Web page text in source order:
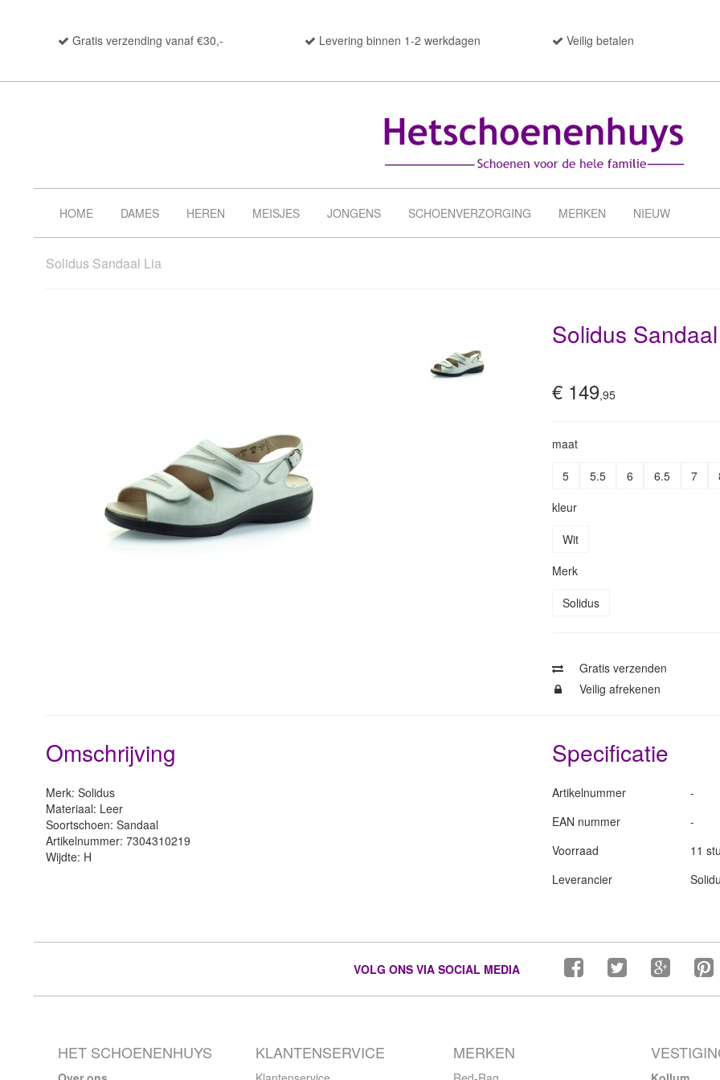
Gratis verzending vanaf €30,- Levering binnen 1-2 werkdagen Veilig betalen
HOME DAMES HEREN MEISJES JONGENS SCHOENVERZORGING MERKEN NIEUW
Solidus Sandaal Lia
Solidus
€ 149,95
maat
5
5.5 6 6.5 7
kleur
Wit
Merk
Solidus
Gratis verzenden
Veilig afrekenen
Omschrijving
Merk: Solidus
Materiaal: Leer
Soortschoen: Sandaal
Artikelnummer: 7304310219
Wijdte: H
Specificatie
Artikelnummer
-
EAN nummer
-
Voorraad
11
Leverancier
VOLG ONS VIA SOCIAL MEDIA
HET SCHOENENHUYS KLANTENSERVICE MERKEN